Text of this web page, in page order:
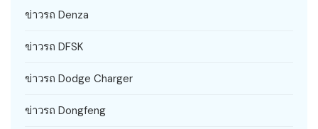
ข่าวรถ Denza
ข่าวรถ DFSK
ข่าวรถ Dodge Charger
ข่าวรถ Dongfeng